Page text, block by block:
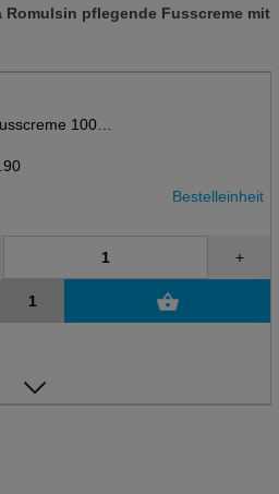
Romulsin pflegende Fusscreme mit
100ml
Ringelblumenöl
Bestelleinheit
+